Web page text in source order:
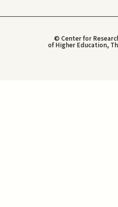
© Center for
of Higher Education,